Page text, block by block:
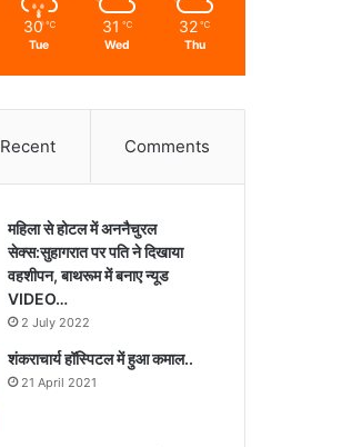
30 ℃
Tue
31 ℃
Wed
32 ℃
Thu
Recent Comments
महिला से होटल में अननैचुरल
सेक्स:सुहागरात पर पति ने दिखाया
वहशीपन, बाथरूम में बनाए न्यूड
VIDEO…
2 July 2022
शंकराचार्य हॉस्पिटल में हुआ कमाल..
21 April 2021